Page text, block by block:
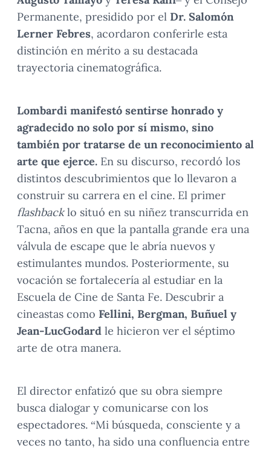
Permanente, presidido por el Dr. Salomón
Lerner Febres, acordaron conferirle esta
distinción en mérito a su destacada
trayectoria cinematográfica.
Lombardi manifestó sentirse honrado y
agradecido no solo por sí mismo, sino
también por tratarse de un reconocimiento al
arte que ejerce. En su discurso, recordó los
distintos descubrimientos que lo llevaron a
construir su carrera en el cine. El primer
flashbacklo situó en su niñez transcurrida en
Tacna, años en que la pantalla grande era una
válvula de escape que le abría nuevos y
estimulantes mundos. Posteriormente, su
vocación se fortalecería al estudiar en la
Escuela de Cine de Santa Fe. Descubrir a
cineastas como Fellini, Bergman, Buñuel y
Jean-LucGodard le hicieron ver el séptimo
arte de otra manera.
El director enfatizó que su obra siempre
busca dialogar y comunicarse con los
espectadores. “Mi búsqueda, consciente y a
veces no tanto, ha sido una confluencia entre